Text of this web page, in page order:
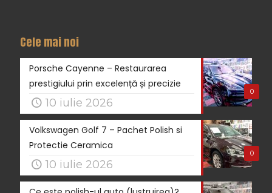
Cele mai noi
0
Porsche Cayenne – Restaurarea
prestigiului prin excelență și precizie
10 iulie 2026
0
Volkswagen Golf 7 – Pachet Polish si
Protectie Ceramica
10 iulie 2026